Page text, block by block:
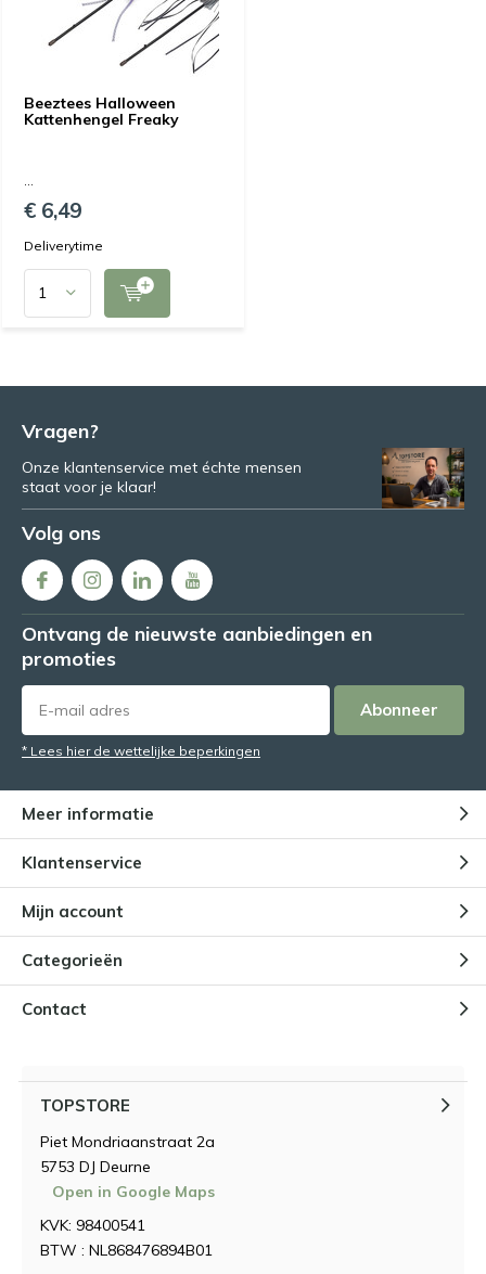
Beeztees Halloween
Kattenhengel Freaky
€ 6,49
Deliverytime
Vragen?
Onze klantenservice met échte mensen
staat voor je klaar!
Volg ons
Ontvang de nieuwste aanbiedingen en
promoties
Abonneer
* Lees hier de wettelijke beperkingen
Meer informatie
Klantenservice
Mijn account
Categorieën
Contact
TOPSTORE
Piet Mondriaanstraat 2a
5753 DJ Deurne
Open in Google Maps
KVK: 98400541
BTW : NL868476894B01